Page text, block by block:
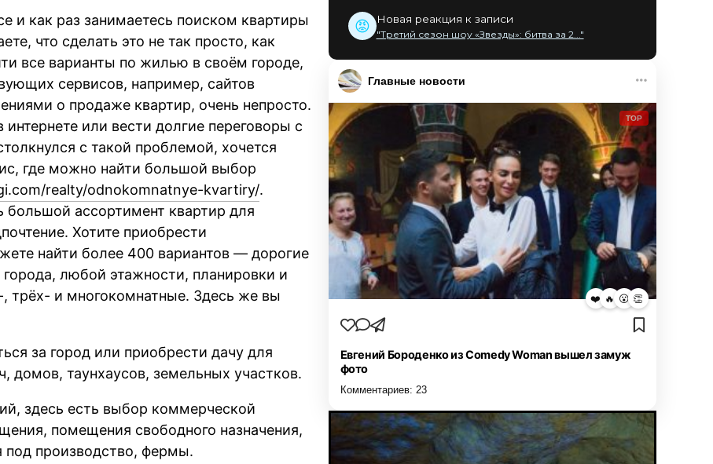
и как раз занимаетесь поиском квартиры
что сделать это не так просто, как
все варианты по жилью в своём городе,
сервисов, например, сайтов
о продаже квартир, очень непросто.
или вести долгие переговоры с
с такой проблемой, хочется
где можно найти большой выбор
realty/odnokomnatnye-kvartiry/.
большой ассортимент квартир для
Хотите приобрести
найти более 400 вариантов — дорогие
любой этажности, планировки и
трёх- и многокомнатные. Здесь же вы
за город или приобрести дачу для
домов, таунхаусов, земельных участков.
здесь есть выбор коммерческой
помещения свободного назначения,
под производство, фермы.
😡 Новая реакция к записи
"Третий сезон шоу «Звезды»: битва за 2..."
Главные новости
TOP
❤️ 🔥 😮 👏
Евгений Бороденко из Comedy Woman вышел замуж
фото
Комментариев: 23